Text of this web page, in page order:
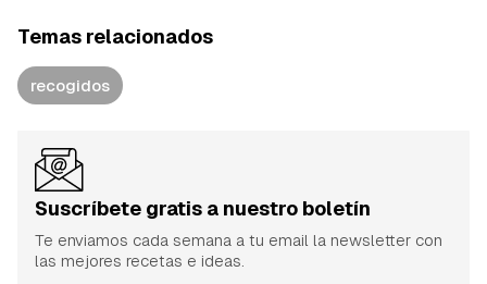
Temas relacionados
recogidos
Suscríbete gratis a nuestro boletín
Te enviamos cada semana a tu email la newsletter con
las mejores recetas e ideas.